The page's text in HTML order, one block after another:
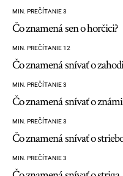
MIN. PREČÍTANIE 3
Čo znamená sen o horčici?
MIN. PREČÍTANIE 12
Čo znamená snívať o
MIN. PREČÍTANIE 3
Čo znamená snívať o známi
MIN. PREČÍTANIE 3
Čo znamená snívať o
MIN. PREČÍTANIE 3